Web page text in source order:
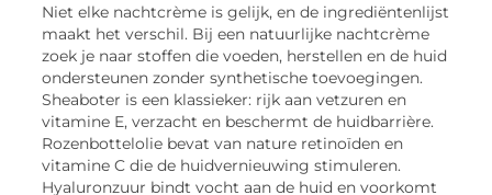
Niet elke nachtcrème is gelijk, en de ingrediëntenlijst
maakt het verschil. Bij een natuurlijke nachtcrème
zoek je naar stoffen die voeden, herstellen en de huid
ondersteunen zonder synthetische toevoegingen.
Sheaboter is een klassieker: rijk aan vetzuren en
vitamine E, verzacht en beschermt de huidbarrière.
Rozenbottelolie bevat van nature retinoïden en
vitamine C die de huidvernieuwing stimuleren.
Hyaluronzuur bindt vocht aan de huid en voorkomt